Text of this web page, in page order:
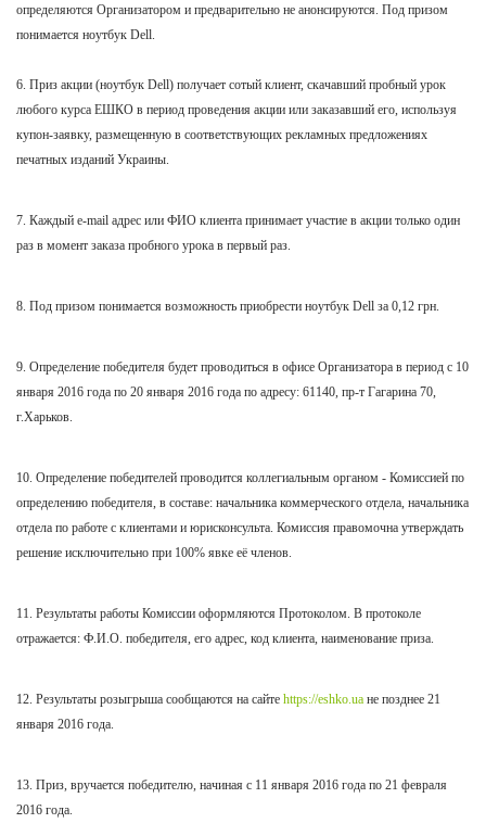
определяются Организатором и предварительно не анонсируются. Под призом
понимается ноутбук Dell.
6. Приз акции (ноутбук Dell) получает сотый клиент, скачавший пробный урок
любого курса ЕШКО в период проведения акции или заказавший его, используя
купон-заявку, размещенную в соответствующих рекламных предложениях
печатных изданий Украины.
7. Каждый e-mail адрес или ФИО клиента принимает участие в акции только один
раз в момент заказа пробного урока в первый раз.
8. Под призом понимается возможность приобрести ноутбук Dell за 0,12 грн.
9. Определение победителя будет проводиться в офисе Организатора в период с 10
января 2016 года по 20 января 2016 года по адресу: 61140, пр-т Гагарина 70,
г.Харьков.
10. Определение победителей проводится коллегиальным органом - Комиссией по
определению победителя, в составе: начальника коммерческого отдела, начальника
отдела по работе с клиентами и юрисконсульта. Комиссия правомочна утверждать
решение исключительно при 100% явке её членов.
11. Результаты работы Комиссии оформляются Протоколом. В протоколе
отражается: Ф.И.О. победителя, его адрес, код клиента, наименование приза.
12. Результаты розыгрыша сообщаются на сайте https://eshko.ua не позднее 21
января 2016 года.
13. Приз, вручается победителю, начиная с 11 января 2016 года по 21 февраля
2016 года.